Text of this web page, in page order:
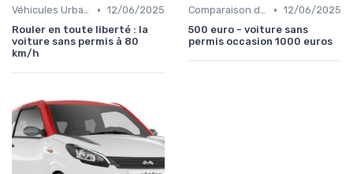
Véhicules Urbains • 12/06/2025
Rouler en toute liberté : la
voiture sans permis à 80
km/h
Comparaison des Modèles • 12/06/2025
500 euro - voiture sans
permis occasion 1000 euros